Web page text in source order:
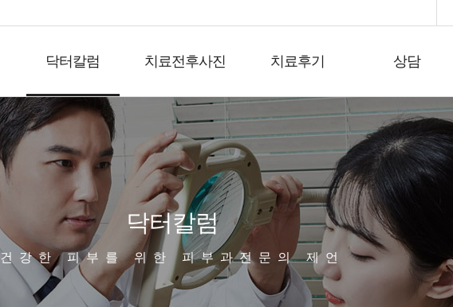
닥터칼럼 치료전후사진 치료후기 상담
닥터칼럼
건강한 피부를 위한 피부과전문의 제언